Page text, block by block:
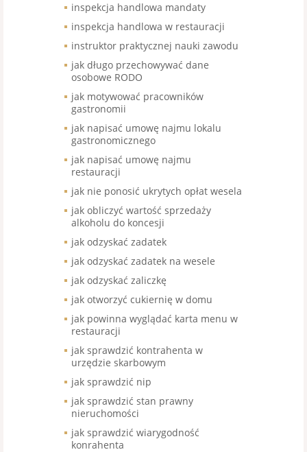
inspekcja handlowa mandaty
inspekcja handlowa w restauracji
instruktor praktycznej nauki zawodu
jak długo przechowywać dane
osobowe RODO
jak motywować pracowników
gastronomii
jak napisać umowę najmu lokalu
gastronomicznego
jak napisać umowę najmu
restauracji
jak nie ponosić ukrytych opłat wesela
jak obliczyć wartość sprzedaży
alkoholu do koncesji
jak odzyskać zadatek
jak odzyskać zadatek na wesele
jak odzyskać zaliczkę
jak otworzyć cukiernię w domu
jak powinna wyglądać karta menu w
restauracji
jak sprawdzić kontrahenta w
urzędzie skarbowym
jak sprawdzić nip
jak sprawdzić stan prawny
nieruchomości
jak sprawdzić wiarygodność
konrahenta